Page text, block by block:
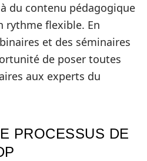
du contenu pédagogique
rythme flexible. En
et des séminaires
de poser toutes
aux experts du
PROCESSUS DE